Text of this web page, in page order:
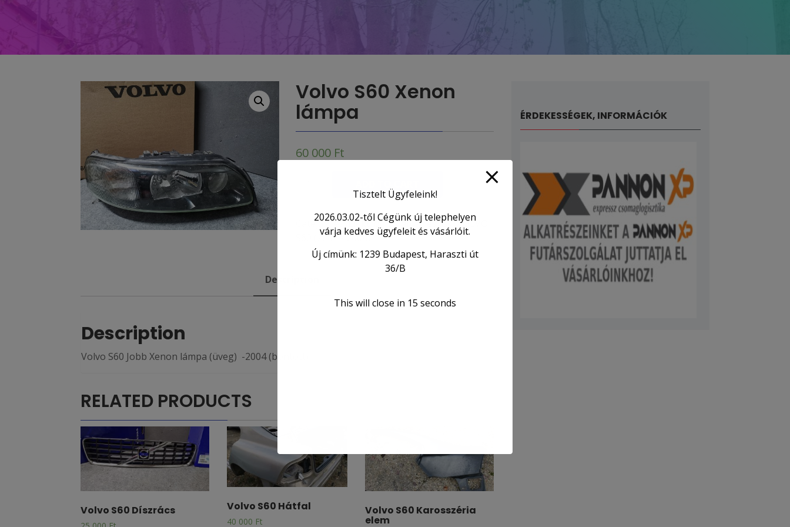
Volvo S60 Xenon
lámpa
60 000 Ft
lámpa
quantity
Categories:Elektromos alkatrészek,VOLVO
S60 (2001 - 2004)
Description
Description
Volvo S60 Jobb Xenon lámpa (üveg) -2004 (bontott)
RELATED PRODUCTS
Volvo S60 Díszrács Volvo S60 Hátfal
40 000 Ft
Volvo S60 Karosszéria
elem
ÉRDEKESSÉGEK, INFORMÁCIÓK
Tisztelt Ügyfeleink!
2026.03.02-től Cégünk új telephelyen
várja kedves ügyfeleit és vásárlóit.
Új címünk: 1239 Budapest, Haraszti út
36/B
This will close in 15 seconds